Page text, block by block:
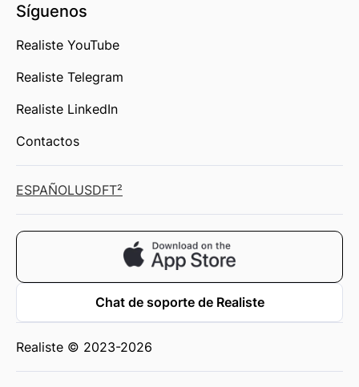
Síguenos
Realiste YouTube
Realiste Telegram
Realiste LinkedIn
Contactos
ESPAÑOLUSDFT²
Chat de soporte de Realiste
Realiste © 2023-2026